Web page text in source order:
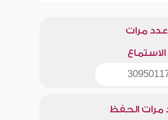
عدد مرات
الاستماع
مرات الحفظ